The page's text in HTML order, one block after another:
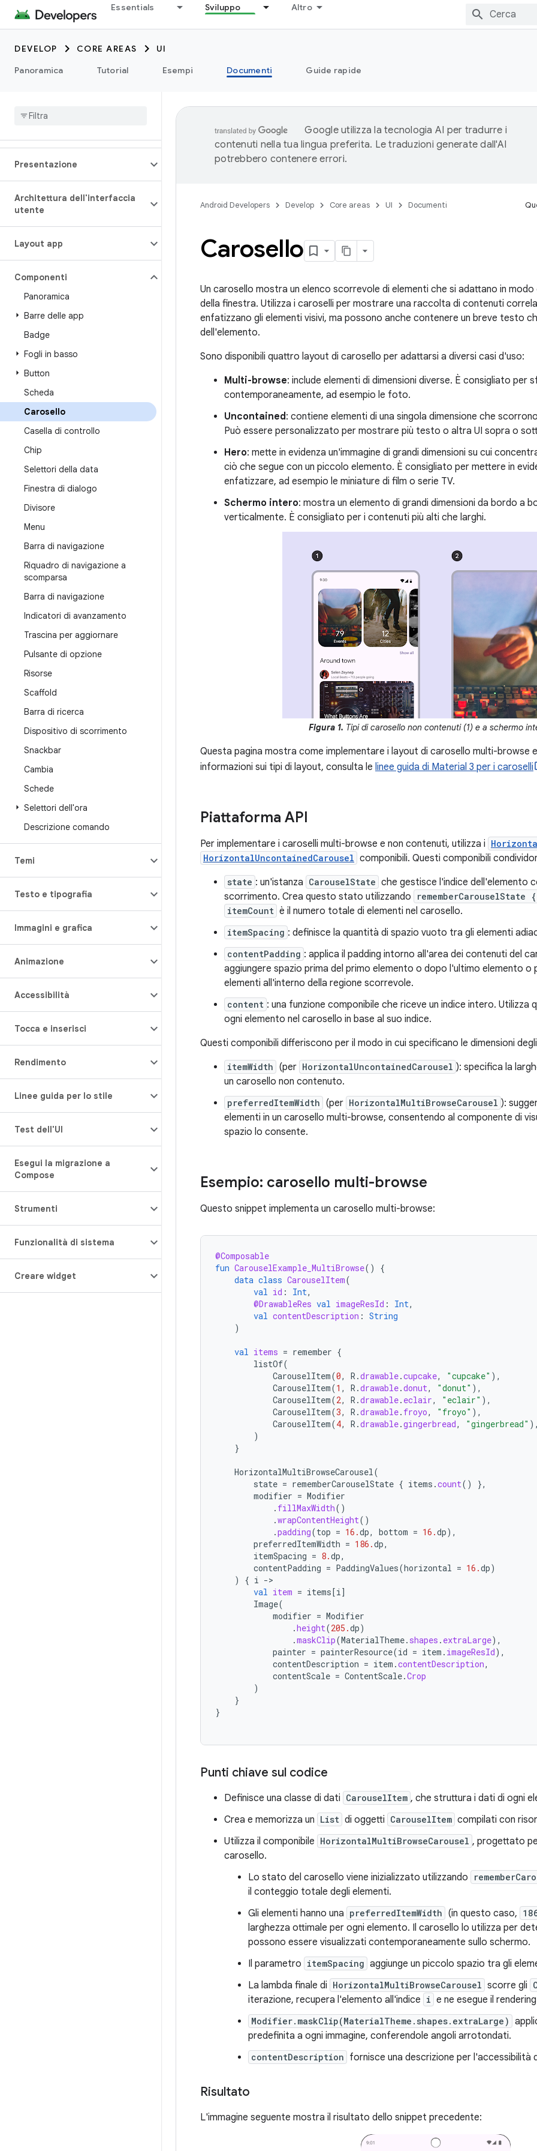
Essentials Sviluppo Altro
DEVELOP CORE AREAS
UI
Panoramica
Tutorial Esempi Documenti Guide rapide
Presentazione
Architettura dell'interfaccia
utente
Layout app
Componenti
Panoramica
Barre delle app
Badge
Fogli in basso
Button
Scheda
Carosello
Casella di controllo
Chip
Selettori della data
Finestra di dialogo
Divisore
Menu
Barra di navigazione
Riquadro di navigazione a
scomparsa
Barra di navigazione
Indicatori di avanzamento
Trascina per aggiornare
Pulsante di opzione
Risorse
Scaffold
Barra di ricerca
Dispositivo di scorrimento
Snackbar
Cambia
Schede
Selettori dell'ora
Descrizione comando
Temi
Testo e tipografia
Immagini e grafica
Animazione
Accessibilità
Tocca e inserisci
Rendimento
Linee guida per lo stile
Test dell'UI
Esegui la migrazione a
Compose
Strumenti
Funzionalità di sistema
Creare widget
Google utilizza la tecnologia AI per tradurre i
contenuti nella tua lingua preferita. Le traduzioni generate dall'AI
potrebbero contenere errori.
Android Developers Develop Core areas UI Documenti
Carosello
Un carosello mostra un elenco scorrevole di elementi che si adattano in modo
della finestra. Utilizza i caroselli per mostrare una raccolta di contenuti
enfatizzano gli elementi visivi, ma possono anche contenere un breve testo
dell'elemento.
Sono disponibili quattro layout di carosello per adattarsi a diversi casi d'uso:
Multi-browse: include elementi di dimensioni diverse. È consigliato per
contemporaneamente, ad esempio le foto.
Uncontained: contiene elementi di una singola dimensione che
Può essere personalizzato per mostrare più testo o altra UI sopra o
Hero: mette in evidenza un'immagine di grandi dimensioni su cui
ciò che segue con un piccolo elemento. È consigliato per mettere in
enfatizzare, ad esempio le miniature di film o serie TV.
Schermo intero: mostra un elemento di grandi dimensioni da bordo a
verticalmente. È consigliato per i contenuti più alti che larghi.
Figura 1. Tipi di carosello non contenuti (1) e a schermo
Questa pagina mostra come implementare i layout di carosello multi-browse
informazioni sui tipi di layout, consulta le linee guida di Material 3 per i caroselli
Piattaforma API
Per implementare i caroselli multi-browse e non contenuti, utilizza i
HorizontalUncontainedCarousel componibili. Questi componibili
state : un'istanza CarouselState che gestisce l'indice dell'elemento
scorrimento. Crea questo stato utilizzando
itemCount è il numero totale di elementi nel carosello.
itemSpacing : definisce la quantità di spazio vuoto tra gli elementi
contentPadding : applica il padding intorno all'area dei contenuti del
aggiungere spazio prima del primo elemento o dopo l'ultimo elemento o
elementi all'interno della regione scorrevole.
content : una funzione componibile che riceve un indice intero. Utilizza
ogni elemento nel carosello in base al suo indice.
Questi componibili differiscono per il modo in cui specificano le dimensioni
itemWidth (per HorizontalUncontainedCarousel ): specifica la
un carosello non contenuto.
preferredItemWidth (per HorizontalMultiBrowseCarousel ):
elementi in un carosello multi-browse, consentendo al componente di
spazio lo consente.
Esempio: carosello multi-browse
Questo snippet implementa un carosello multi-browse:
@Composable
fun CarouselExample_MultiBrowse()
{
data class CarouselItem(
val id : Int,
@DrawableRes val imageResId : Int,
val contentDescription : String
)
val items = remember {
listOf(
CarouselItem(0, R .drawable.cupcake, "cupcake" ),
CarouselItem(1 , R .drawable.donut, "donut" ),
CarouselItem(2, R .drawable. eclair, "eclair" ),
CarouselItem(3, R .drawable. froyo, "froyo" ),
CarouselItem(4, R .drawable.gingerbread, "gingerbread"
)
}
HorizontalMultiBrowseCarousel(
state = rememberCarouselState { items .count()
},
modifier = Modifier
. fillMaxWidth()
.wrapContentHeight()
.padding(top = 16.dp, bottom = 16.dp),
preferredItemWidth = 186.dp,
itemSpacing = 8.dp,
contentPadding = PaddingValues(horizontal = 16.dp)
)
{ i -
val item = items[i]
Image(
modifier = Modifier
.height(205.dp)
.maskClip(MaterialTheme. shapes . extraLarge),
painter = painterResource(id = item . imageResId),
contentDescription = item .contentDescription,
contentScale = ContentScale.Crop
)
}
}
Punti chiave sul codice
Definisce una classe di dati CarouselItem , che struttura i dati di ogni
Crea e memorizza un List di oggetti CarouselItem compilati con
Utilizza il componibile HorizontalMultiBrowseCarousel , progettato
carosello.
Lo stato del carosello viene inizializzato utilizzando
il conteggio totale degli elementi.
Gli elementi hanno una preferredItemWidth (in questo caso,
larghezza ottimale per ogni elemento. Il carosello lo utilizza per
possono essere visualizzati contemporaneamente sullo schermo.
Il parametro itemSpacing aggiunge un piccolo spazio tra gli
La lambda finale di HorizontalMultiBrowseCarousel scorre gli
iterazione, recupera l'elemento all'indice i e ne esegue il
Modifier.maskClip(MaterialTheme.shapes.extraLarge)
predefinita a ogni immagine, conferendole angoli arrotondati.
contentDescription fornisce una descrizione per l'accessibilità
Risultato
L'immagine seguente mostra il risultato dello snippet precedente: